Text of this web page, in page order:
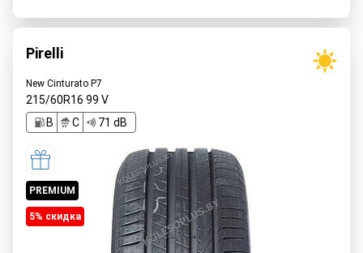
Pirelli
New Cinturato P7
215/60R16 99 V
B
C 71 dB
PREMIUM
5% cкидка